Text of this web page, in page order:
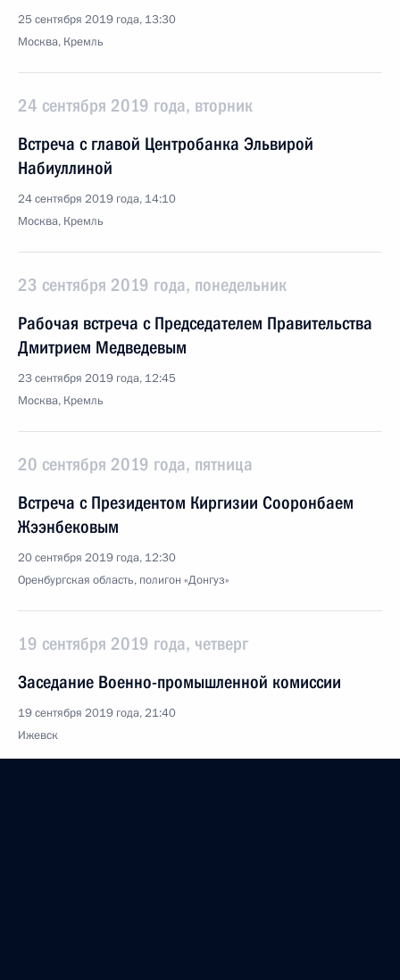
25 сентября 2019 года, 13:30
Москва, Кремль
24 сентября 2019 года, вторник
Встреча с главой Центробанка Эльвирой
Набиуллиной
24 сентября 2019 года, 14:10
Москва, Кремль
23 сентября 2019 года, понедельник
Рабочая встреча с Председателем Правительства
Дмитрием Медведевым
23 сентября 2019 года, 12:45
Москва, Кремль
20 сентября 2019 года, пятница
Встреча с Президентом Киргизии Сооронбаем
Жээнбековым
20 сентября 2019 года, 12:30
Оренбургская область, полигон «Донгуз»
19 сентября 2019 года, четверг
Заседание Военно-промышленной комиссии
19 сентября 2019 года, 21:40
Ижевск